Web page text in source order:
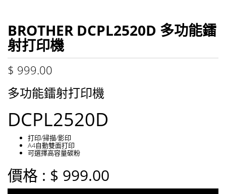
BROTHER DCPL2520D 多功能鐳
射打印機
$ 999.00
多功能鐳射打印機
DCPL2520D
打印/掃描/影印
A4自動雙面打印
可選擇高容量碳粉
價格 : $ 999.00